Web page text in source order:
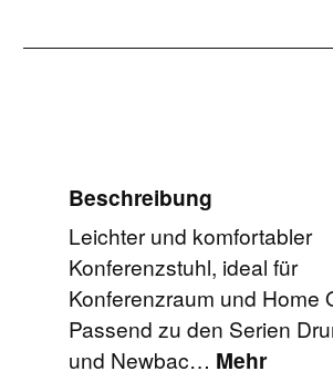
Beschreibung
Leichter und komfortabler
Konferenzstuhl, ideal für
Konferenzraum und Home
Passend zu den Serien
und Newbac… Mehr